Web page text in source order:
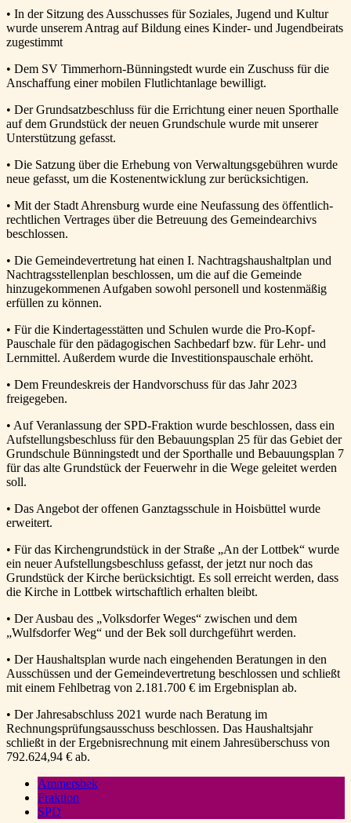
• In der Sitzung des Ausschusses für Soziales, Jugend und Kultur
wurde unserem Antrag auf Bildung eines Kinder- und Jugendbeirats
zugestimmt
• Dem SV Timmerhorn-Bünningstedt wurde ein Zuschuss für die
Anschaffung einer mobilen Flutlichtanlage bewilligt.
• Der Grundsatzbeschluss für die Errichtung einer neuen Sporthalle
auf dem Grundstück der neuen Grundschule wurde mit unserer
Unterstützung gefasst.
• Die Satzung über die Erhebung von Verwaltungsgebühren wurde
neue gefasst, um die Kostenentwicklung zur berücksichtigen.
• Mit der Stadt Ahrensburg wurde eine Neufassung des öffentlich-
rechtlichen Vertrages über die Betreuung des Gemeindearchivs
beschlossen.
• Die Gemeindevertretung hat einen I. Nachtragshaushaltplan und
Nachtragsstellenplan beschlossen, um die auf die Gemeinde
hinzugekommenen Aufgaben sowohl personell und kostenmäßig
erfüllen zu können.
• Für die Kindertagesstätten und Schulen wurde die Pro-Kopf-
Pauschale für den pädagogischen Sachbedarf bzw. für Lehr- und
Lernmittel. Außerdem wurde die Investitionspauschale erhöht.
• Dem Freundeskreis der Handvorschuss für das Jahr 2023
freigegeben.
• Auf Veranlassung der SPD-Fraktion wurde beschlossen, dass ein
Aufstellungsbeschluss für den Bebauungsplan 25 für das Gebiet der
Grundschule Bünningstedt und der Sporthalle und Bebauungsplan 7
für das alte Grundstück der Feuerwehr in die Wege geleitet werden
soll.
• Das Angebot der offenen Ganztagsschule in Hoisbüttel wurde
erweitert.
• Für das Kirchengrundstück in der Straße „An der Lottbek“ wurde
ein neuer Aufstellungsbeschluss gefasst, der jetzt nur noch das
Grundstück der Kirche berücksichtigt. Es soll erreicht werden, dass
die Kirche in Lottbek wirtschaftlich erhalten bleibt.
• Der Ausbau des „Volksdorfer Weges“ zwischen und dem
„Wulfsdorfer Weg“ und der Bek soll durchgeführt werden.
• Der Haushaltsplan wurde nach eingehenden Beratungen in den
Ausschüssen und der Gemeindevertretung beschlossen und schließt
mit einem Fehlbetrag von 2.181.700 € im Ergebnisplan ab.
• Der Jahresabschluss 2021 wurde nach Beratung im
Rechnungsprüfungsausschuss beschlossen. Das Haushaltsjahr
schließt in der Ergebnisrechnung mit einem Jahresüberschuss von
792.624,94 € ab.
Ammersbek
Fraktion
SPD